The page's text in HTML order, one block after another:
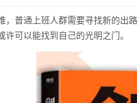
，普通上班人群需要寻找新的出
可以能找到自己的光明之门。